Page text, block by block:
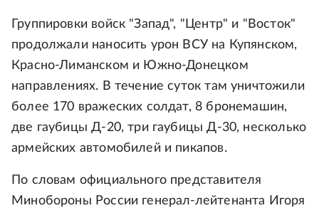
Группировки войск "Запад", "Центр" и "Восток"
продолжали наносить урон ВСУ на Купянском,
Красно-Лиманском и Южно-Донецком
направлениях. В течение суток там уничтожили
более 170 вражеских солдат, 8 бронемашин,
две гаубицы Д-20, три гаубицы Д-30, несколько
армейских автомобилей и пикапов.
По словам официального представителя
Минобороны России генерал-лейтенанта Игоря